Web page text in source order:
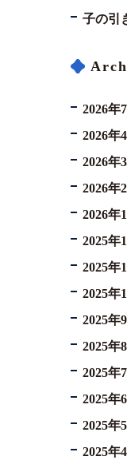
子の引
2026年
2026年
2026年
2026年
2026年
2025年
2025年
2025年
2025年
2025年
2025年
2025年
2025年
2025年